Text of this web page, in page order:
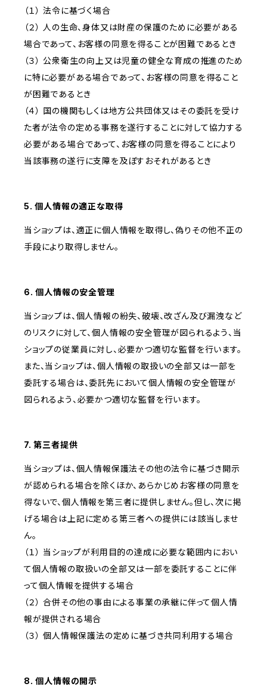
（１） 法令に基づく場合
（２） 人の生命、身体又は財産の保護のために必要がある
場合であって、お客様の同意を得ることが困難であるとき
（３） 公衆衛生の向上又は児童の健全な育成の推進のため
に特に必要がある場合であって、お客様の同意を得ること
が困難であるとき
（４） 国の機関もしくは地方公共団体又はその委託を受け
た者が法令の定める事務を遂行することに対して協力する
必要がある場合であって、お客様の同意を得ることにより
当該事務の遂行に支障を及ぼすおそれがあるとき
5. 個人情報の適正な取得
当ショップは、適正に個人情報を取得し、偽りその他不正の
手段により取得しません。
6. 個人情報の安全管理
当ショップは、個人情報の紛失、破壊、改ざん及び漏洩など
のリスクに対して、個人情報の安全管理が図られるよう、当
ショップの従業員に対し、必要かつ適切な監督を行います。
また、当ショップは、個人情報の取扱いの全部又は一部を
委託する場合は、委託先において個人情報の安全管理が
図られるよう、必要かつ適切な監督を行います。
7. 第三者提供
当ショップは、個人情報保護法その他の法令に基づき開示
が認められる場合を除くほか、あらかじめお客様の同意を
得ないで、個人情報を第三者に提供しません。但し、次に掲
げる場合は上記に定める第三者への提供には該当しませ
ん。
（１） 当ショップが利用目的の達成に必要な範囲内におい
て個人情報の取扱いの全部又は一部を委託することに伴
って個人情報を提供する場合
（２） 合併その他の事由による事業の承継に伴って個人情
報が提供される場合
（３） 個人情報保護法の定めに基づき共同利用する場合
8. 個人情報の開示